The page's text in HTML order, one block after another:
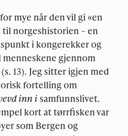
mye når den vil gi «en
norgeshistorien – en
i kongerekker og
gjennom
13). Jeg sitter igjen med
fortelling om
inn i samfunnslivet.
kort at tørrfisken var
som Bergen og